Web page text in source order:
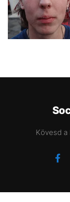
Kövesd a